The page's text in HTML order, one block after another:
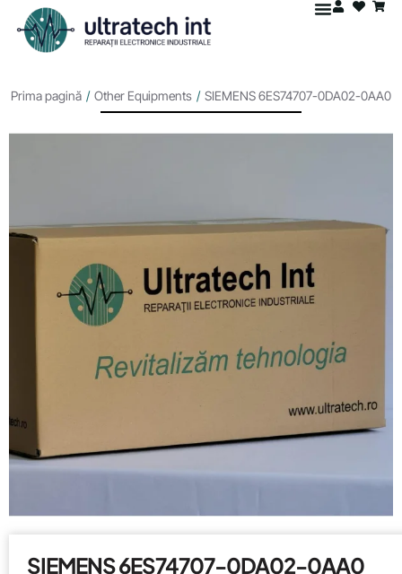
Prima pagină / Other Equipments / SIEMENS 6ES74707-0DA02-0AA0
SIEMENS 6ES74707-0DA02-0AA0